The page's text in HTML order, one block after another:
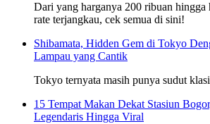
Dari yang harganya 200 ribuan hingga
rate terjangkau, cek semua di sini!
Shibamata, Hidden Gem di Tokyo
Lampau yang Cantik
Tokyo ternyata masih punya sudut
15 Tempat Makan Dekat Stasiun
Legendaris Hingga Viral